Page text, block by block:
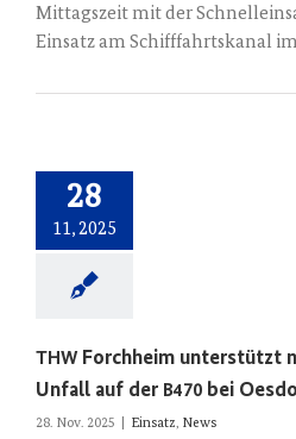
Mittagszeit mit der
Einsatz am Schifffahrtskanal im
28
11, 2025
THW Forchheim unterstützt
Unfall auf der B470 bei
28. Nov. 2025 Einsatz, News